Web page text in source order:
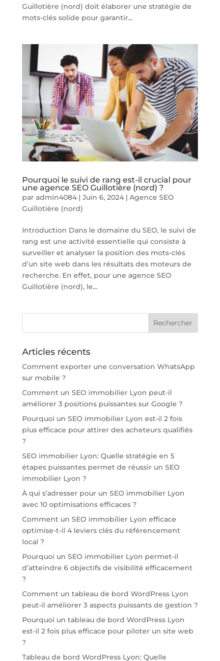
Guillotière (nord) doit élaborer une stratégie de
mots-clés solide pour garantir...
Pourquoi le suivi de rang est-il crucial pour
une agence SEO Guillotière (nord) ?
par admin4084| Juin 6, 2024| Agence SEO
Guillotière (nord)
Introduction Dans le domaine du SEO, le suivi de
rang est une activité essentielle qui consiste à
surveiller et analyser la position des mots-clés
d’un site web dans les résultats des moteurs de
recherche. En effet, pour une agence SEO
Guillotière (nord), le...
Articles récents
Comment exporter une conversation WhatsApp
sur mobile ?
Comment un SEO immobilier Lyon peut-il
améliorer 3 positions puissantes sur Google ?
Pourquoi un SEO immobilier Lyon est-il 2 fois
plus efficace pour attirer des acheteurs qualifiés
?
SEO immobilier Lyon: Quelle stratégie en 5
étapes puissantes permet de réussir un SEO
immobilier Lyon ?
À qui s’adresser pour un SEO immobilier Lyon
avec 10 optimisations efficaces ?
Comment un SEO immobilier Lyon efficace
optimise-t-il 4 leviers clés du référencement
local ?
Pourquoi un SEO immobilier Lyon permet-il
d’atteindre 6 objectifs de visibilité efficacement
?
Comment un tableau de bord WordPress Lyon
peut-il améliorer 3 aspects puissants de gestion ?
Pourquoi un tableau de bord WordPress Lyon
est-il 2 fois plus efficace pour piloter un site web
?
Tableau de bord WordPress Lyon: Quelle